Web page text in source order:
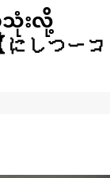
သုံးလို့
つーコ